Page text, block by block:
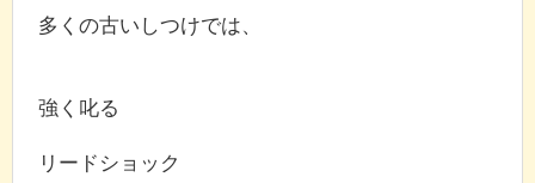
多くの古いしつけでは、
強く叱る
リードショック